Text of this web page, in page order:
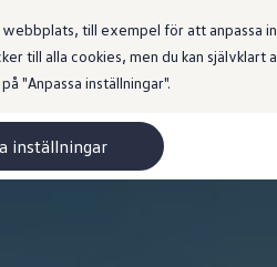
till exempel för att anpassa
alla cookies, men du kan självklart
"Anpassa inställningar".
inställningar